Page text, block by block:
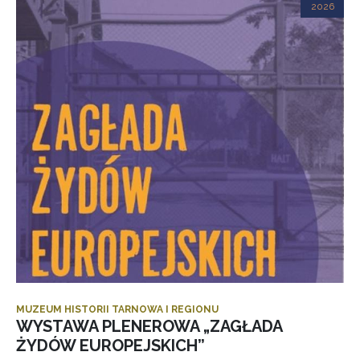
2026
MUZEUM HISTORII TARNOWA I REGIONU
WYSTAWA PLENEROWA „ZAGŁADA
ŻYDÓW EUROPEJSKICH”